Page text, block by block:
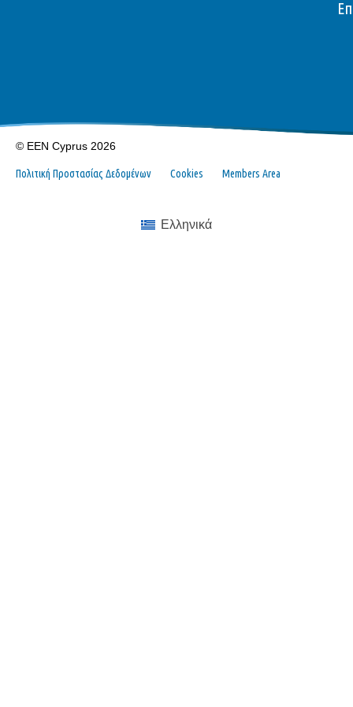
© EEN Cyprus 2026
Πολιτική Προστασίας Δεδομένων Cookies Members Area
Ελληνικά